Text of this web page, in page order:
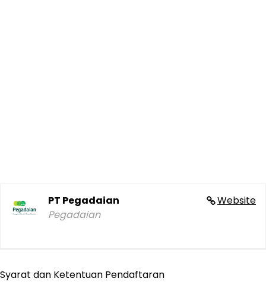
Website
PT Pegadaian
Pegadaian
Syarat dan Ketentuan Pendaftaran